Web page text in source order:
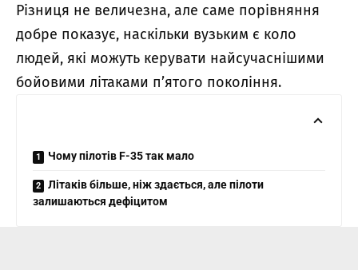
Різниця не величезна, але саме порівняння
добре показує, наскільки вузьким є коло
людей, які можуть керувати найсучаснішими
бойовими літаками п’ятого покоління.
Чому пілотів F-35 так мало
Літаків більше, ніж здається, але пілоти
залишаються дефіцитом